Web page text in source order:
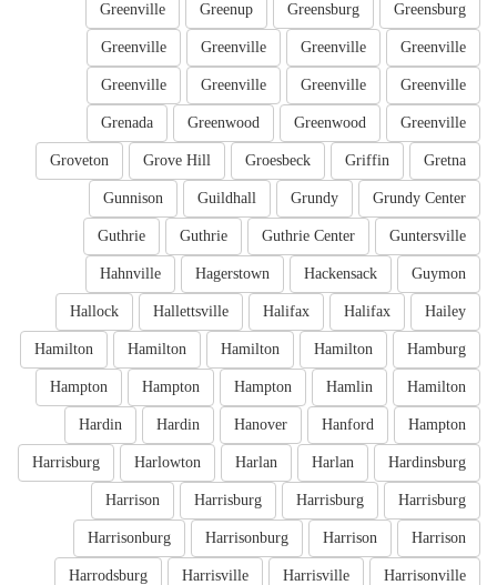
Greensburg
Greensburg
Greenup
Greenville
Greenville
Greenville
Greenville
Greenville
Greenville
Greenville
Greenville
Greenville
Greenville
Greenwood
Greenwood
Grenada
Gretna
Griffin
Groesbeck
Grove Hill
Groveton
Grundy Center
Grundy
Guildhall
Gunnison
Guntersville
Guthrie Center
Guthrie
Guthrie
Guymon
Hackensack
Hagerstown
Hahnville
Hailey
Halifax
Halifax
Hallettsville
Hallock
Hamburg
Hamilton
Hamilton
Hamilton
Hamilton
Hamilton
Hamlin
Hampton
Hampton
Hampton
Hampton
Hanford
Hanover
Hardin
Hardin
Hardinsburg
Harlan
Harlan
Harlowton
Harrisburg
Harrisburg
Harrisburg
Harrisburg
Harrison
Harrison
Harrison
Harrisonburg
Harrisonburg
Harrisonville
Harrisville
Harrisville
Harrodsburg